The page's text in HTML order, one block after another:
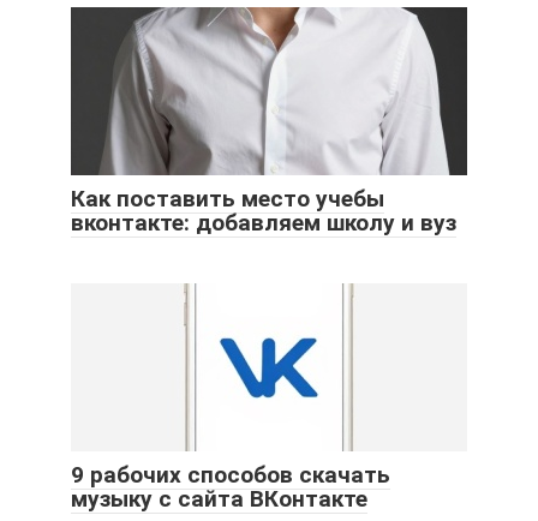
Как поставить место учебы
вконтакте: добавляем школу и вуз
9 рабочих способов скачать
музыку с сайта ВКонтакте